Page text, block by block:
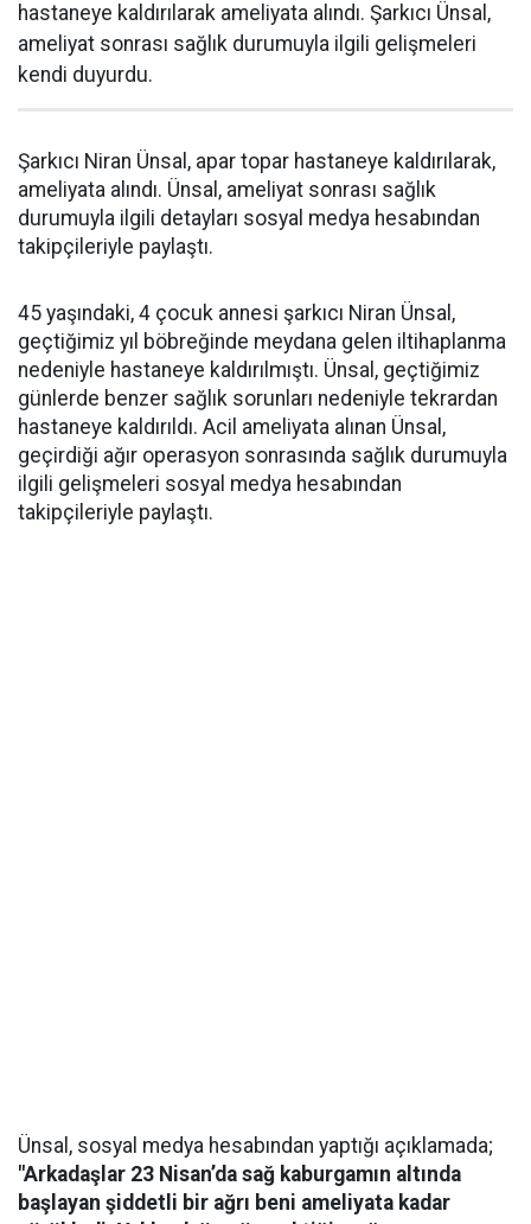
hastaneye kaldırılarak ameliyata alındı. Şarkıcı Ünsal,
ameliyat sonrası sağlık durumuyla ilgili gelişmeleri
kendi duyurdu.
Şarkıcı Niran Ünsal, apar topar hastaneye kaldırılarak,
ameliyata alındı. Ünsal, ameliyat sonrası sağlık
durumuyla ilgili detayları sosyal medya hesabından
takipçileriyle paylaştı.
45 yaşındaki, 4 çocuk annesi şarkıcı Niran Ünsal,
geçtiğimiz yıl böbreğinde meydana gelen iltihaplanma
nedeniyle hastaneye kaldırılmıştı. Ünsal, geçtiğimiz
günlerde benzer sağlık sorunları nedeniyle tekrardan
hastaneye kaldırıldı. Acil ameliyata alınan Ünsal,
geçirdiği ağır operasyon sonrasında sağlık durumuyla
ilgili gelişmeleri sosyal medya hesabından
takipçileriyle paylaştı.
Ünsal, sosyal medya hesabından yaptığı açıklamada;
"Arkadaşlar 23 Nisan’da sağ kaburgamın altında
başlayan şiddetli bir ağrı beni ameliyata kadar